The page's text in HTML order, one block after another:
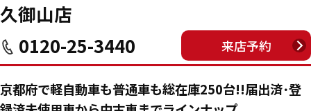
久御山店
0120-25-3440
来店予約
京都府で軽自動車も普通車も総在庫250台!!届出済･登